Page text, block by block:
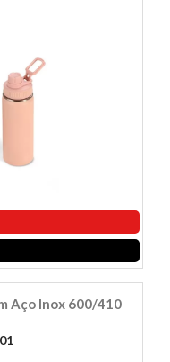
Aço Inox 600/410